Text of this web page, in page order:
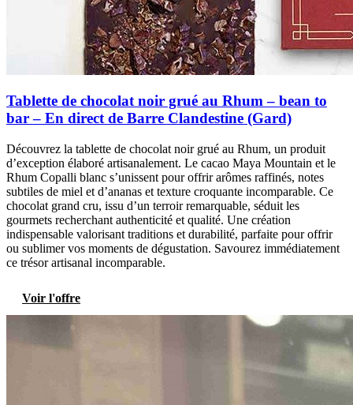
Tablette de chocolat noir grué au Rhum – bean to
bar – En direct de Barre Clandestine (Gard)
Découvrez la tablette de chocolat noir grué au Rhum, un produit
d’exception élaboré artisanalement. Le cacao Maya Mountain et le
Rhum Copalli blanc s’unissent pour offrir arômes raffinés, notes
subtiles de miel et d’ananas et texture croquante incomparable. Ce
chocolat grand cru, issu d’un terroir remarquable, séduit les
gourmets recherchant authenticité et qualité. Une création
indispensable valorisant traditions et durabilité, parfaite pour offrir
ou sublimer vos moments de dégustation. Savourez immédiatement
ce trésor artisanal incomparable.
Voir l'offre